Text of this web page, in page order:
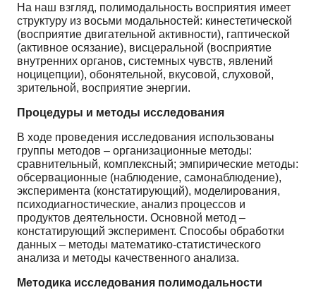
На наш взгляд, полимодальность восприятия имеет
структуру из восьми модальностей: кинестетической
(восприятие двигательной активности), гаптической
(активное осязание), висцеральной (восприятие
внутренних органов, системных чувств, явлений
ноцицепции), обонятельной, вкусовой, слуховой,
зрительной, восприятие энергии.
Процедуры и методы исследования
В ходе проведения исследования использованы
группы методов – организационные методы:
сравнительный, комплексный; эмпирические методы:
обсервационные (наблюдение, самонаблюдение),
эксперимента (констатирующий), моделирования,
психодиагностические, анализ процессов и
продуктов деятельности. Основной метод –
констатирующий эксперимент. Способы обработки
данных – методы математико-статистического
анализа и методы качественного анализа.
Методика исследования полимодальности